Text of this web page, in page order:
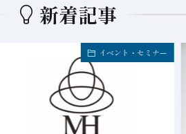
新着記事
イベント・セミナー